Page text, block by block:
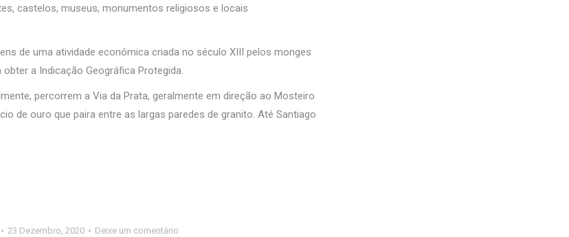
castelos, museus, monumentos religiosos e locais
de uma atividade económica criada no século XIII pelos monges
a Indicação Geográfica Protegida.
percorrem a Via da Prata, geralmente em direção ao Mosteiro
de ouro que paira entre as largas paredes de granito. Até Santiago
23 Dezembro, 2020 Deixe um comentário